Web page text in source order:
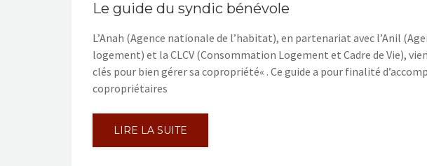
Le guide du syndic bénévole
L’Anah (Agence nationale de l’habitat), en partenariat avec l’Anil
logement) et la CLCV (Consommation Logement et Cadre de Vie),
clés pour bien gérer sa copropriété« . Ce guide a pour finalité
copropriétaires
LIRE LA SUITE